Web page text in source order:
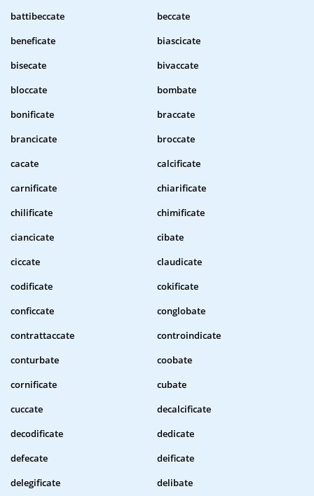
battibeccate
beccate
beneficate
biascicate
bisecate
bivaccate
bloccate
bombate
bonificate
braccate
brancicate
broccate
cacate
calcificate
carnificate
chiarificate
chilificate
chimificate
ciancicate
cibate
ciccate
claudicate
codificate
cokificate
conficcate
conglobate
contrattaccate
controindicate
conturbate
coobate
cornificate
cubate
cuccate
decalcificate
decodificate
dedicate
defecate
deificate
delegificate
delibate